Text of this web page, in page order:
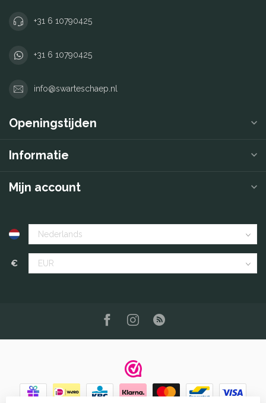
+31 6 10790425
+31 6 10790425
info@swarteschaep.nl
Openingstijden
Informatie
Mijn account
€